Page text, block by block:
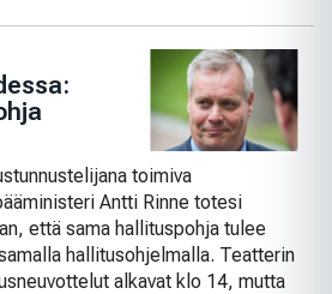
toimiva
Antti Rinne totesi
että sama hallituspohja tulee
hallitusohjelmalla. Teatterin
alkavat klo 14, mutta